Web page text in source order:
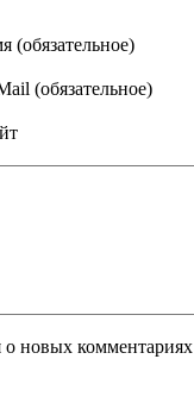
(обязательное)
(обязательное)
о новых комментариях